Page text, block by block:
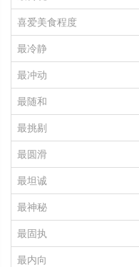
喜爱美食程度
最冷静
最冲动
最随和
最挑剔
最圆滑
最坦诚
最神秘
最固执
最内向